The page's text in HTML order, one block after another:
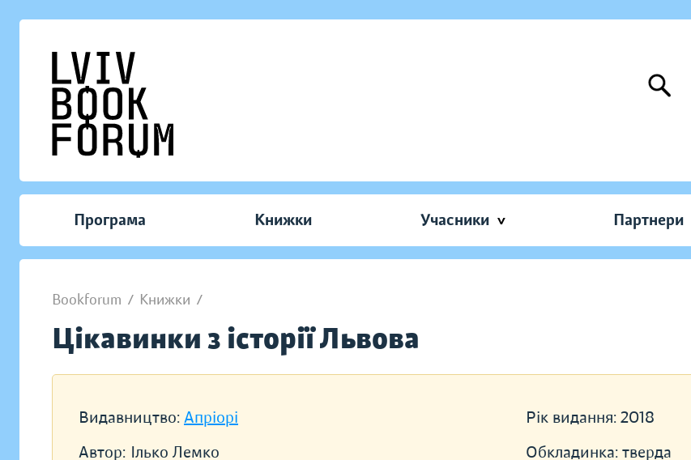
Програма Книжки Учасники Партнери
Bookforum / Книжки /
Цікавинки з історії Львова
Видавництво: Апріорі
Автор: Ілько Лемко
Рік видання: 2018
Обкладинка: тверда